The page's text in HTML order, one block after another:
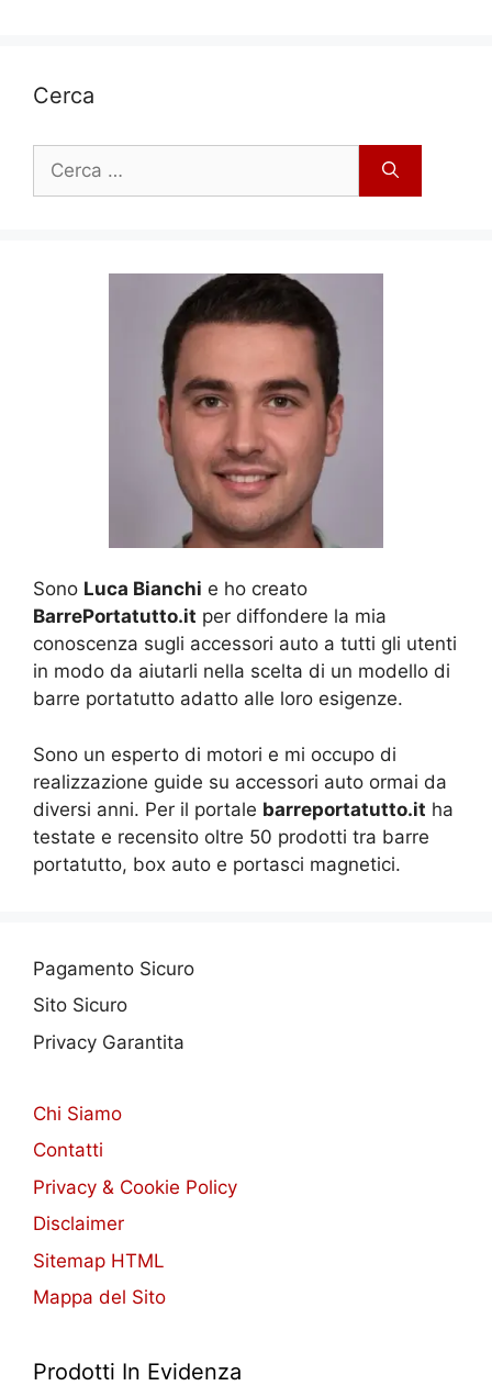
Cerca
per:
Sono Luca Bianchi e ho creato
BarrePortatutto.it per diffondere la mia
conoscenza sugli accessori auto a tutti gli utenti
in modo da aiutarli nella scelta di un modello di
barre portatutto adatto alle loro esigenze.
Sono un esperto di motori e mi occupo di
realizzazione guide su accessori auto ormai da
diversi anni. Per il portale barreportatutto.it ha
testate e recensito oltre 50 prodotti tra barre
portatutto, box auto e portasci magnetici.
Pagamento Sicuro
Sito Sicuro
Privacy Garantita
Chi Siamo
Contatti
Privacy & Cookie Policy
Disclaimer
Sitemap HTML
Mappa del Sito
Prodotti In Evidenza